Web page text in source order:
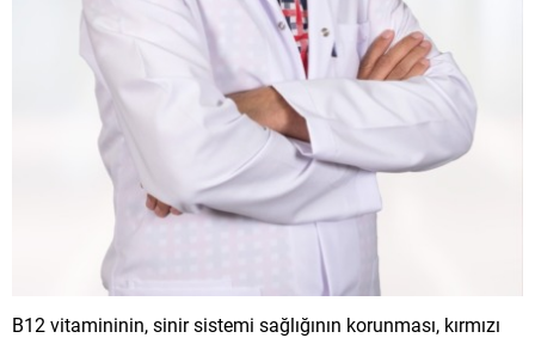
B12 vitamininin, sinir sistemi sağlığının korunması, kırmızı